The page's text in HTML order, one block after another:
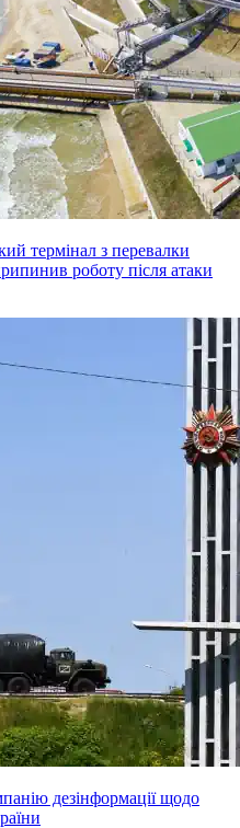
термінал з перевалки
роботу після атаки
дезінформації щодо